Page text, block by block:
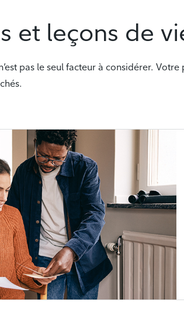
et leçons de
pas le seul facteur à considérer.